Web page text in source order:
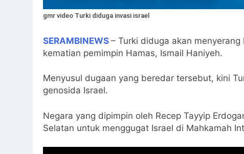
gmr video Turki diduga invasi israel
SERAMBINEWS – Turki diduga akan
kematian pemimpin Hamas, Ismail Haniyeh.
Menyusul dugaan yang beredar tersebut, kini
genosida Israel.
Negara yang dipimpin oleh Recep Tayyip
Selatan untuk menggugat Israel di Mahkamah